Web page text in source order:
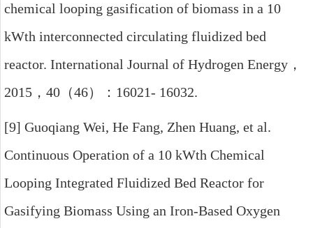
chemical looping gasification of biomass in a 10
kWth interconnected circulating fluidized bed
reactor. International Journal of Hydrogen Energy ，
2015 ， 40 （46）： 16021- 16032.
[9] Guoqiang Wei, He Fang, Zhen Huang, et al.
Continuous Operation of a 10 kWth Chemical
Looping Integrated Fluidized Bed Reactor for
Gasifying Biomass Using an Iron-Based Oxygen